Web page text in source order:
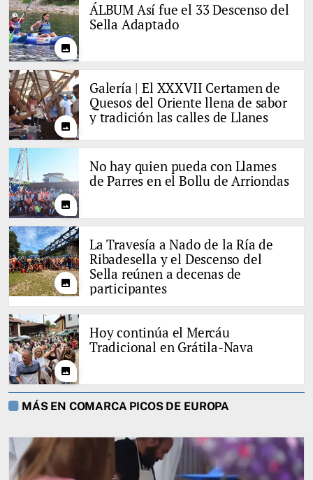
photo
ÁLBUM Así fue el 33 Descenso del
Sella Adaptado
photo
Galería | El XXXVII Certamen de
Quesos del Oriente llena de sabor
y tradición las calles de Llanes
photo
No hay quien pueda con Llames
de Parres en el Bollu de Arriondas
photo
La Travesía a Nado de la Ría de
Ribadesella y el Descenso del
Sella reúnen a decenas de
participantes
photo
Hoy continúa el Mercáu
Tradicional en Grátila-Nava
MÁS EN COMARCA PICOS DE EUROPA